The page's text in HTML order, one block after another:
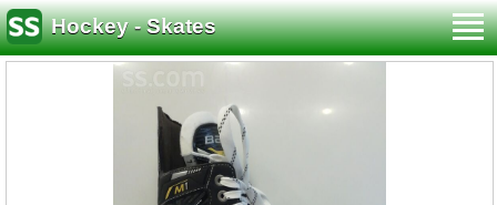
Hockey - Skates